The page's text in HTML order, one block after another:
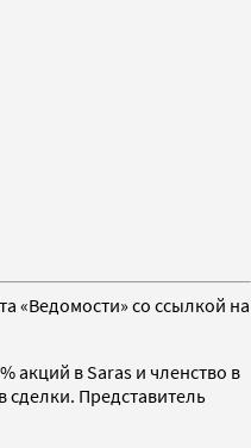
«Ведомости» со ссылкой на
акций в Saras и членство в
сделки. Представитель